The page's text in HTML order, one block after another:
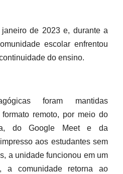
de 2023 e, durante a
escolar enfrentou
do ensino.
foram mantidas
remoto, por meio do
do Google Meet e da
aos estudantes sem
a unidade funcionou em um
a comunidade retorna ao